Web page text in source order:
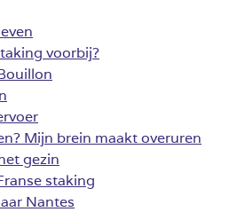
voorbij?
Mijn brein maakt overuren
gezin
staking
Nantes